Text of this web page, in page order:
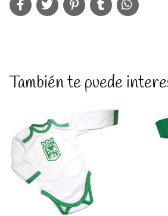
También te puede